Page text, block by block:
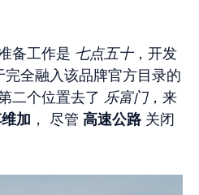
备工作是 七点五十，开发
完全融入该品牌官方目录的
二个位置去了 乐富门，来
加 ， 尽管 高速公路关闭